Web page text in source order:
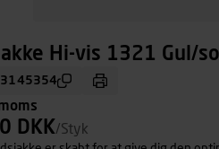
Hi-vis 1321 Gul/
DKK/Styk